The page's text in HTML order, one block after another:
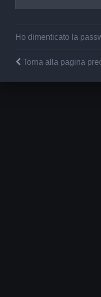
Ho dimenticato la
Torna alla pagina